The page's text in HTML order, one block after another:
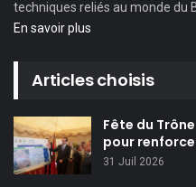
techniques reliés au monde du
En savoir plus
Articles choisis
Fête du
pour
31 Juil 2026